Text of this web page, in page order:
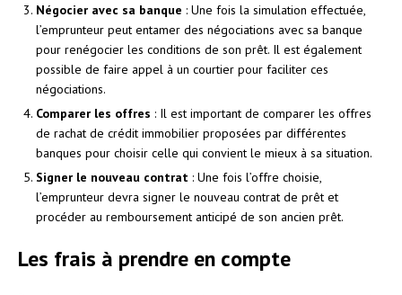
Négocier avec sa banque : Une fois la simulation effectuée,
l’emprunteur peut entamer des négociations avec sa banque
pour renégocier les conditions de son prêt. Il est également
possible de faire appel à un courtier pour faciliter ces
négociations.
Comparer les offres : Il est important de comparer les offres
de rachat de crédit immobilier proposées par différentes
banques pour choisir celle qui convient le mieux à sa situation.
Signer le nouveau contrat : Une fois l’offre choisie,
l’emprunteur devra signer le nouveau contrat de prêt et
procéder au remboursement anticipé de son ancien prêt.
Les frais à prendre en compte